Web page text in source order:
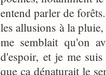
entend parler de
les allusions à la
me semblait qu'on
d'espoir, et je me
que ça dénaturait le